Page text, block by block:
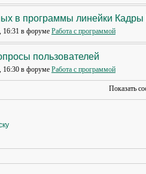
в программы линейки
16:31 в форуме Работа с программой
пользователей
16:30 в форуме Работа с программой
Показать